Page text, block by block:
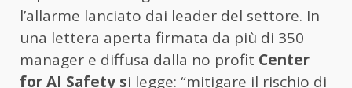
l’allarme lanciato dai leader del settore. In
una lettera aperta firmata da più di 350
manager e diffusa dalla no profit Center
for AI Safety si legge: “mitigare il rischio di